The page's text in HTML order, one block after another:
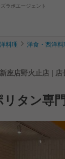
ラボエージェント
料理 洋食・西洋
座店野火止店 |
タン専